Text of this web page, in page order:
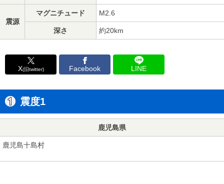
震源
マグニチュード M2.6
深さ 約20km
X(旧twitter) Facebook LINE
震度1
鹿児島県
鹿児島十島村